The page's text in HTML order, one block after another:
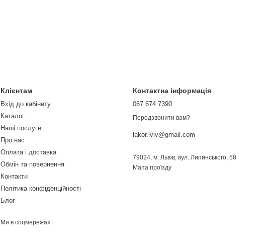
Клієнтам
Вхід до кабінету
Каталог
Наші послуги
Про нас
Оплата і доставка
Обмін та повернення
Контакти
Політика конфіденційності
Блог
Ми в соцмережах
Контактна інформація
067 674 7390
Передзвонити вам?
lakor.lviv@gmail.com
79024, м. Львів, вул. Липинського, 58
Мапа проїзду